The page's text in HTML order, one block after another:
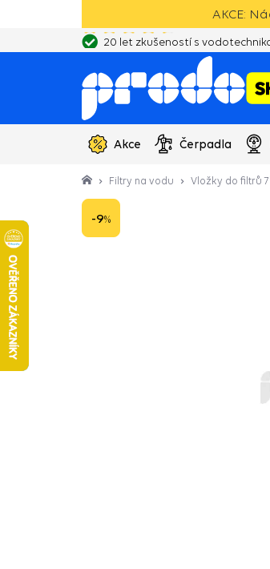
AKCE:
20 let zkušeností s
Akce Čerpadla
Filtry na vodu Vložky do filtrů
-9%